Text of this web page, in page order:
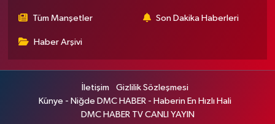
Tüm Manşetler Son Dakika Haberleri
Haber Arşivi
İletişim
Gizlilik Sözleşmesi
Künye - Niğde DMC HABER - Haberin En Hızlı Hali
DMC HABER TV CANLI YAYIN